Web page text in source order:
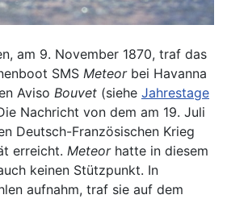
am 9. November 1870, traf das
SMS Meteorbei Havanna
Aviso Bouvet (siehe Jahrestage
Nachricht von dem am 19. Juli
Deutsch-Französischen Krieg
erreicht. Meteorhatte in diesem
keinen Stützpunkt. In
aufnahm, traf sie auf dem